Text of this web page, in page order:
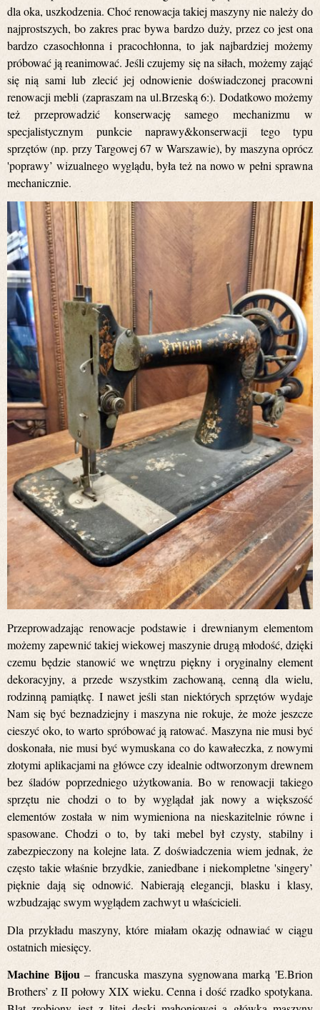
dla oka, uszkodzenia. Choć renowacja takiej maszyny nie należy do
najprostszych, bo zakres prac bywa bardzo duży, przez co jest ona
bardzo czasochłonna i pracochłonna, to jak najbardziej możemy
próbować ją reanimować. Jeśli czujemy się na siłach, możemy zająć
się nią sami lub zlecić jej odnowienie doświadczonej pracowni
renowacji mebli (zapraszam na ul.Brzeską 6:). Dodatkowo możemy
też przeprowadzić konserwację samego mechanizmu w
specjalistycznym punkcie naprawy&konserwacji tego typu
sprzętów (np. przy Targowej 67 w Warszawie), by maszyna oprócz
'poprawy’ wizualnego wyglądu, była też na nowo w pełni sprawna
mechanicznie.
Przeprowadzając renowacje podstawie i drewnianym elementom
możemy zapewnić takiej wiekowej maszynie drugą młodość, dzięki
czemu będzie stanowić we wnętrzu piękny i oryginalny element
dekoracyjny, a przede wszystkim zachowaną, cenną dla wielu,
rodzinną pamiątkę. I nawet jeśli stan niektórych sprzętów wydaje
Nam się być beznadziejny i maszyna nie rokuje, że może jeszcze
cieszyć oko, to warto spróbować ją ratować. Maszyna nie musi być
doskonała, nie musi być wymuskana co do kawałeczka, z nowymi
złotymi aplikacjami na główce czy idealnie odtworzonym drewnem
bez śladów poprzedniego użytkowania. Bo w renowacji takiego
sprzętu nie chodzi o to by wyglądał jak nowy a większość
elementów została w nim wymieniona na nieskazitelnie równe i
spasowane. Chodzi o to, by taki mebel był czysty, stabilny i
zabezpieczony na kolejne lata. Z doświadczenia wiem jednak, że
często takie właśnie brzydkie, zaniedbane i niekompletne 'singery’
pięknie dają się odnowić. Nabierają elegancji, blasku i klasy,
wzbudzając swym wyglądem zachwyt u właścicieli.
Dla przykładu maszyny, które miałam okazję odnawiać w ciągu
ostatnich miesięcy.
Machine Bijou – francuska maszyna sygnowana marką 'E.Brion
Brothers’ z II połowy XIX wieku. Cenna i dość rzadko spotykana.